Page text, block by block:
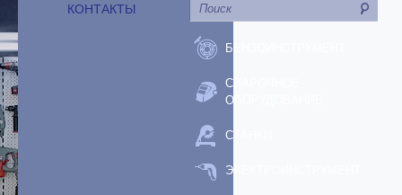
КОНТАКТЫ
БЕНЗОИНСТРУМЕНТ
СВАРОЧНОЕ
ОБОРУДОВАНИЕ
СТАНКИ
ЭЛЕКТРОИНСТРУМЕНТ